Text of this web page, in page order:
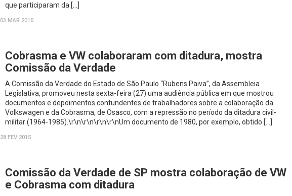
que participaram da […]
03 MAR 2015
Cobrasma e VW colaboraram com ditadura, mostra
Comissão da Verdade
A Comissão da Verdade do Estado de São Paulo “Rubens Paiva”, da Assembleia
Legislativa, promoveu nesta sexta-feira (27) uma audiência pública em que mostrou
documentos e depoimentos contundentes de trabalhadores sobre a colaboração da
Volkswagen e da Cobrasma, de Osasco, com a repressão no período da ditadura civil-
militar (1964-1985).\r\n\r\n\r\n\r\nUm documento de 1980, por exemplo, obtido […]
28 FEV 2015
Comissão da Verdade de SP mostra colaboração de VW
e Cobrasma com ditadura